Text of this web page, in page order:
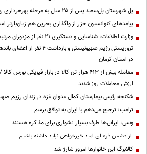
پل شهرستان پل‌سفید پس از ۲۵ سال به مرحله بهره‌برداری رسید
پیامدهای کنوانسیون خزر از واگذاری بحرین هم زیان‌بارتر
وزارت اطلاعات: شناسایی و دستگیری
تروریستی رژیم صهیونیستی و
در استان کرمان
معامله بیش از ۴۱۳ هزار تن کالا در بازار فیزیکی
ارزش معاملات روز شدند
شکنجه رئیس بیمارستان کمال عدوان غزه در زندان رژیم
ترامپ: ترجیح می‌دهم با ایران به توافق برسم
ونس: ایرانی‌ها طرف بسیار دشواری برای مذاکره هستند
از دشمن ذره ای امید خیرخواهی نباید داشته باشیم
کالابرگ این خانوارها امروز شارژ شد